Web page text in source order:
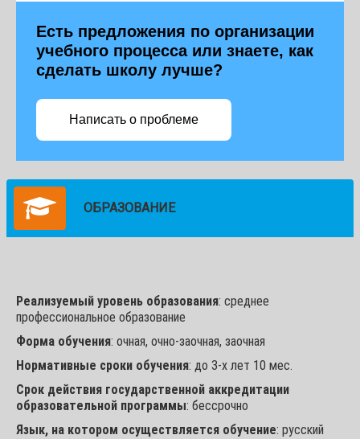
Есть предложения по организации
учебного процесса или знаете, как
сделать школу лучше?
Написать о проблеме
ОБРАЗОВАНИЕ
Реализуемый уровень образования: среднее
профессиональное образование
Форма обучения: очная, очно-заочная, заочная
Нормативные сроки обучения: до 3-х лет 10 мес.
Срок действия государственной аккредитации
образовательной программы: бессрочно
Язык, на котором осуществляется обучение: русский